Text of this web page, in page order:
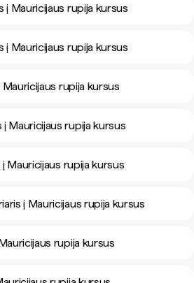
į Mauricijaus rupija kursus
į Mauricijaus rupija kursus
rupija kursus
Mauricijaus rupija kursus
Mauricijaus rupija kursus
į Mauricijaus rupija kursus
rupija kursus